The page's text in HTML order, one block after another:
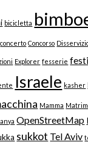
bicicletta
concerto Concorso
Explorer fesserie
Israele kasher
Mamma
OpenStreetMap
sukkot Tel Aviv